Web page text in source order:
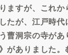
ますが、これ
たが、江戸時
曹洞宗の寺が
がありました